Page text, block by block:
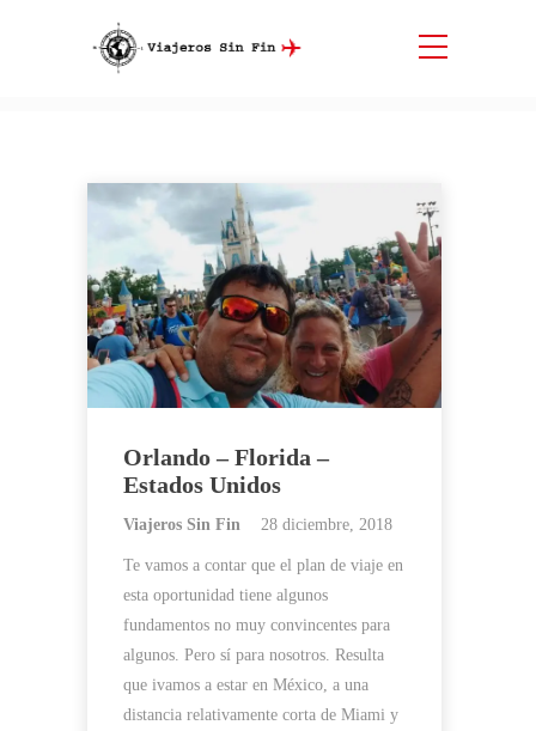
Etiqueta: Parques de diversión
Orlando – Florida –
Estados Unidos
Viajeros Sin Fin 28 diciembre, 2018
Te vamos a contar que el plan de viaje en
esta oportunidad tiene algunos
fundamentos no muy convincentes para
algunos. Pero sí para nosotros. Resulta
que ivamos a estar en México, a una
distancia relativamente corta de Miami y